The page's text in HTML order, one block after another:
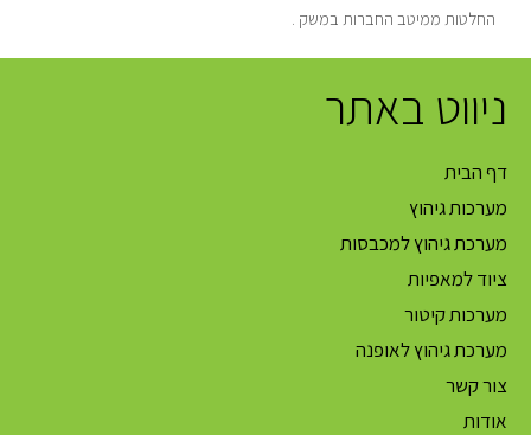
החלטות ממיטב החברות במשק .
ניווט באתר
דף הבית
מערכות גיהוץ
מערכת גיהוץ למכבסות
ציוד למאפיות
מערכות קיטור
מערכת גיהוץ לאופנה
צור קשר
אודות